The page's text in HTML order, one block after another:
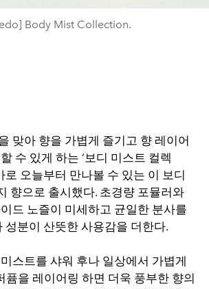
Body Mist Collection.
맞아 향을 가볍게 즐기고 향 레이어
수 있게 하는 ‘보디 미스트 컬렉
로 오늘부터 만나볼 수 있는 이 보디
향으로 출시했다. 초경량 포뮬러와
드 노즐이 미세하고 균일한 분사를
성분이 산뜻한 사용감을 더한다.
스트를 샤워 후나 일상에서 가볍게
퓸을 레이어링 하면 더욱 풍부한 향의